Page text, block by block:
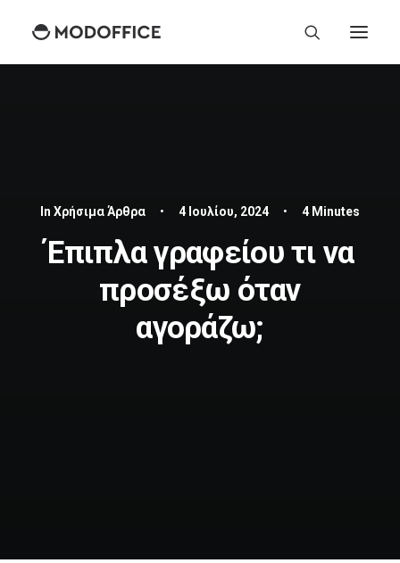
In Χρήσιμα Άρθρα • 4 Ιουλίου, 2024 • 4 Minutes
Έπιπλα γραφείου τι να
προσέξω όταν
αγοράζω;